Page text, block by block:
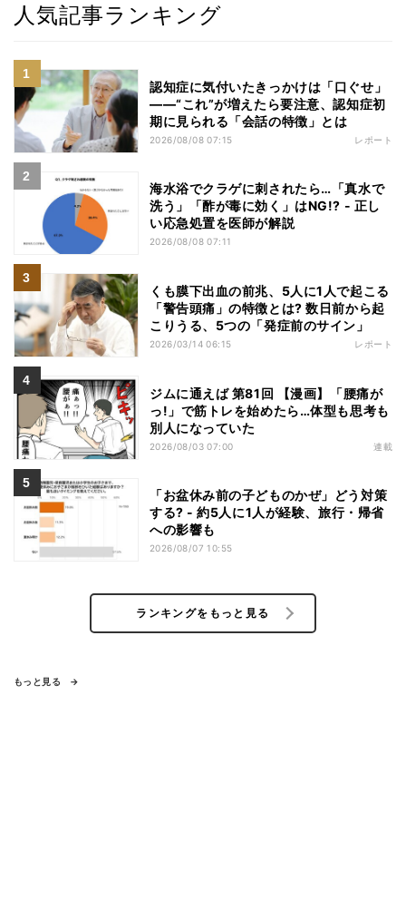
人気記事ランキング
認知症に気付いたきっかけは「口ぐせ」
――“これ”が増えたら要注意、認知症初
期に見られる「会話の特徴」とは
2026/08/08 07:15 レポート
海水浴でクラゲに刺されたら…「真水で
洗う」「酢が毒に効く」はNG!? - 正し
い応急処置を医師が解説
2026/08/08 07:11
くも膜下出血の前兆、5人に1人で起こる
「警告頭痛」の特徴とは? 数日前から起
こりうる、5つの「発症前のサイン」
2026/03/14 06:15 レポート
ジムに通えば 第81回 【漫画】「腰痛が
っ!」で筋トレを始めたら…体型も思考も
別人になっていた
2026/08/03 07:00 連載
「お盆休み前の子どものかぜ」どう対策
する? - 約5人に1人が経験、旅行・帰省
への影響も
2026/08/07 10:55
ランキングをもっと見る
もっと見る